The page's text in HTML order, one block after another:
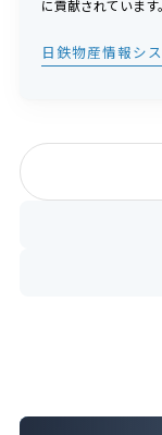
に貢献されています。
日鉄物産情報シ